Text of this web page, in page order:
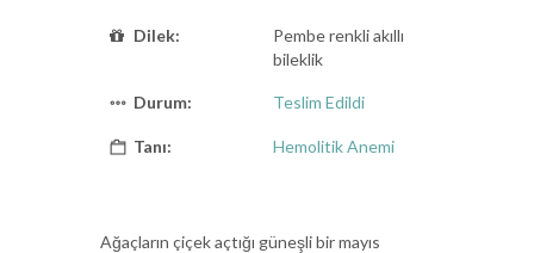
Dilek:
Pembe renkli akıllı
bileklik
Durum: Teslim Edildi
Tanı: Hemolitik Anemi
Ağaçların çiçek açtığı güneşli bir mayıs